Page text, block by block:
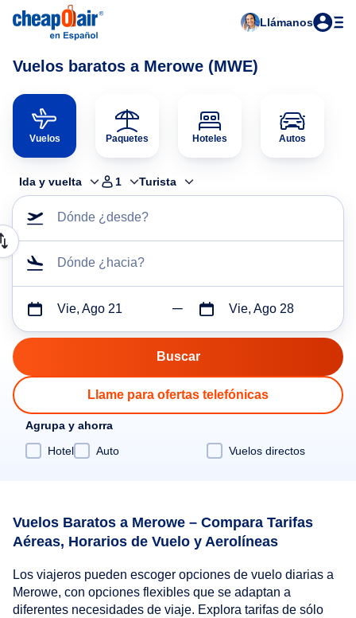
Llámanos
Vuelos baratos a Merowe (MWE)
Vuelos Paquetes Hoteles Autos
Ida y vuelta 1 Turista
Dónde ¿desde?
Dónde ¿hacia?
Vie, Ago 21 Vie, Ago 28
Llame para ofertas telefónicas
Agrupa y ahorra
Hotel
Auto Vuelos directos
Vuelos Baratos a Merowe – Compara Tarifas
Aéreas, Horarios de Vuelo y Aerolíneas
Los viajeros pueden escoger opciones de vuelo diarias a
Merowe, con opciones flexibles que se adaptan a
diferentes necesidades de viaje. Explora tarifas de sólo